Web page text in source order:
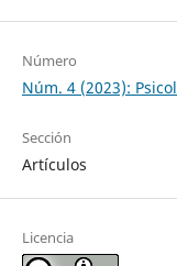
Número
Núm. 4 (2023):
Sección
Artículos
Licencia